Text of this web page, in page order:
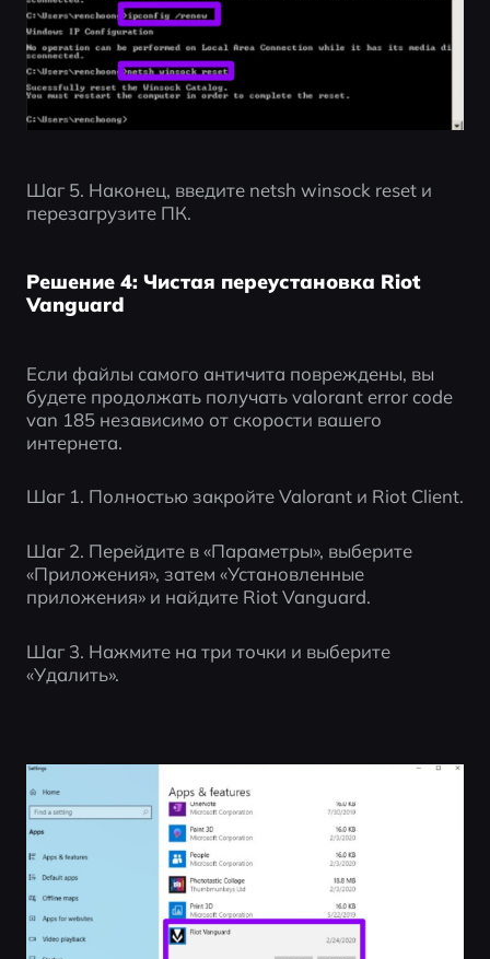
Шаг 5. Наконец, введите netsh winsock reset и
перезагрузите ПК.
Решение 4: Чистая переустановка Riot
Vanguard
Если файлы самого античита повреждены, вы
будете продолжать получать valorant error code
van 185 независимо от скорости вашего
интернета.
Шаг 1. Полностью закройте Valorant и Riot Client.
Шаг 2. Перейдите в «Параметры», выберите
«Приложения», затем «Установленные
приложения» и найдите Riot Vanguard.
Шаг 3. Нажмите на три точки и выберите
«Удалить».